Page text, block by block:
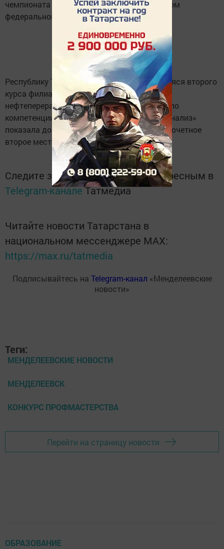
чемпионата WorldSkills Russia в Приволжском
федеральном округе.
Республику Татарстан представляла учащаяся второго
курса филиала техникума нефтехимии и
нефтепереработки Раксана Гусейнова. Она по
компетенции «Лабораторный химический анализ»
показала достойные результаты и заняла почетное
второе место.
Следите за самым важным и интересным в
Telegram-канале Татмедиа
Читайте новости Татарстана в
национальном мессенджере MАХ:
https://max.ru/tatmedia
Подписывайтесь на Telegram-канал «Менделеевские
новости»
Теги:
МЕНДЕЛЕЕВСКИЕ НОВОСТИ
МЕНДЕЛЕЕВСК
КОНКУРС ПРОФМАСТЕРСТВА
Перейти на страницу новости
ОБРАЗОВАНИЕ